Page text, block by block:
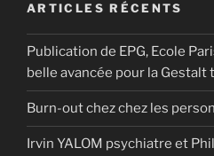
ARTICLES RÉCENTS
Publication de EPG, Ecole
belle avancée pour la Gestalt
Burn-out chez chez les
Irvin YALOM psychiatre et